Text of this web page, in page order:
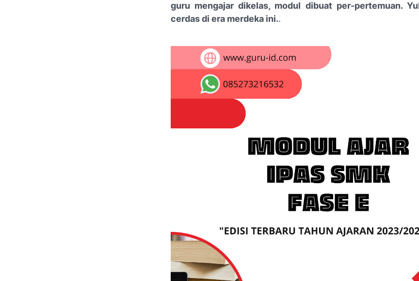
guru mengajar dikelas, modul dibuat per-pertemuan.
cerdas di era merdeka ini..